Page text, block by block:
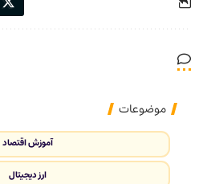
موضوعات
آموزش اقتصاد
ارز دیجیتال